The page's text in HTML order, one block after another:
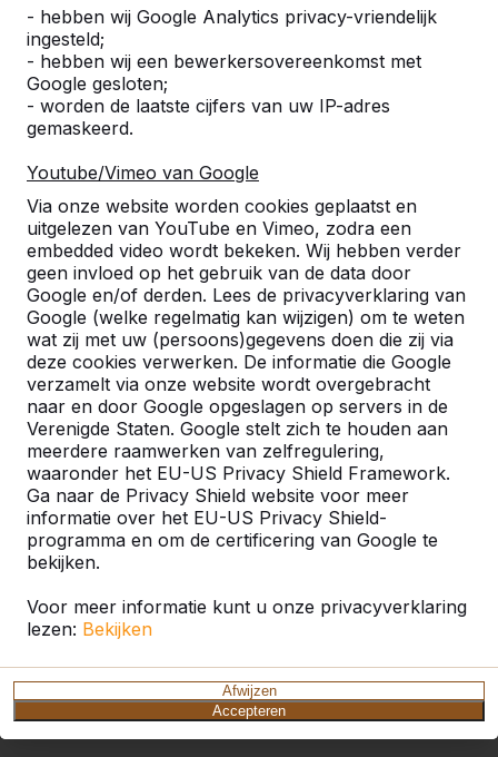
- hebben wij Google Analytics privacy-vriendelijk
ingesteld;
- hebben wij een bewerkersovereenkomst met
Google gesloten;
- worden de laatste cijfers van uw IP-adres
gemaskeerd.
Youtube/Vimeo van Google
Via onze website worden cookies geplaatst en
uitgelezen van YouTube en Vimeo, zodra een
embedded video wordt bekeken. Wij hebben verder
geen invloed op het gebruik van de data door
Google en/of derden. Lees de privacyverklaring van
Google (welke regelmatig kan wijzigen) om te weten
wat zij met uw (persoons)gegevens doen die zij via
deze cookies verwerken. De informatie die Google
verzamelt via onze website wordt overgebracht
naar en door Google opgeslagen op servers in de
Verenigde Staten. Google stelt zich te houden aan
meerdere raamwerken van zelfregulering,
waaronder het EU-US Privacy Shield Framework.
Ga naar de Privacy Shield website voor meer
informatie over het EU-US Privacy Shield-
programma en om de certificering van Google te
bekijken.
Voor meer informatie kunt u onze privacyverklaring
lezen: Bekijken
Afwijzen
Accepteren
Referenties
U vindt onze producten in heel Europa en
zelfs daarbuiten. Bekijk hier waar bij u in de
buurt al een HeBlad product staat.
Product
Alles weergeven
Categorie
Alles weergeven